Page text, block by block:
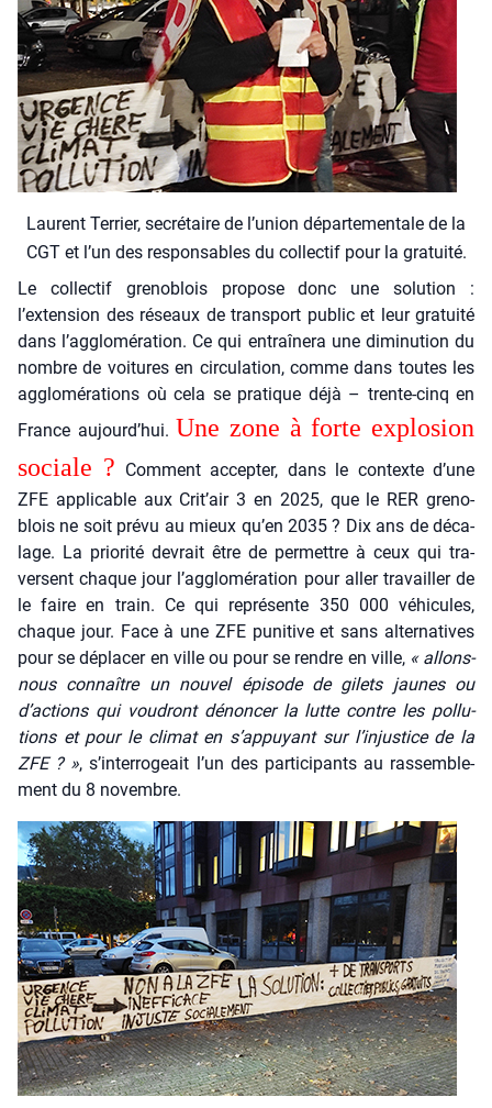
Laurent Ter­rier, secré­taire de l’u­nion dépar­te­men­tale de la
CGT et l’un des res­pon­sables du col­lec­tif pour la gra­tui­té.
Le col­lec­tif gre­no­blois pro­pose donc une solu­tion :
l’extension des réseaux de trans­port public et leur gra­tui­té
dans l’agglomération. Ce qui entraî­ne­ra une dimi­nu­tion du
nombre de voi­tures en cir­cu­la­tion, comme dans toutes les
agglo­mé­ra­tions où cela se pra­tique déjà – trente-cinq en
France aujourd’hui. Une zone à forte explo­sion
sociale ? Com­ment accep­ter, dans le contexte d’une
ZFE appli­cable aux Crit’air 3 en 2025, que le RER gre­no­
blois ne soit pré­vu au mieux qu’en 2035 ? Dix ans de déca­
lage. La prio­ri­té devrait être de per­mettre à ceux qui tra­
versent chaque jour l’agglomération pour aller tra­vailler de
le faire en train. Ce qui repré­sente 350 000 véhi­cules,
chaque jour. Face à une ZFE puni­tive et sans alter­na­tives
pour se dépla­cer en ville ou pour se rendre en ville, « allons-
nous connaître un nou­vel épi­sode de gilets jaunes ou
d’actions qui vou­dront dénon­cer la lutte contre les pol­lu­
tions et pour le cli­mat en s’ap­puyant sur l’in­jus­tice de la
ZFE ? », s’interrogeait l’un des par­ti­ci­pants au ras­sem­ble­
ment du 8 novembre.